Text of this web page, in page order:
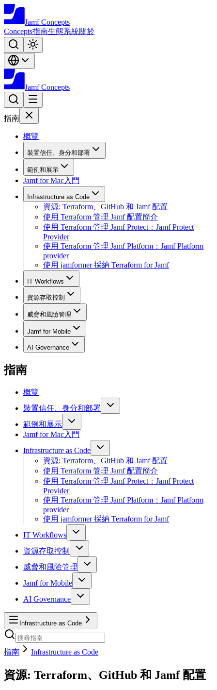
Jamf Concepts
Concepts指南生態系統關於
Jamf Concepts
指南
概覽
裝置信任、身分和部署
範例和展示
Jamf for Mac入門
Infrastructure as Code
資源: Terraform、GitHub 和 Jamf 配置
使用 Terraform 管理 Jamf 配置簡介
使用 Terraform 管理 Jamf Protect：Jamf Protect
Provider
使用 Terraform 管理 Jamf Platform：Jamf Platform
provider
使用 jamformer 採納 Terraform for Jamf
IT Workflows
資源存取控制
威脅和風險管理
Jamf for Mobile
AI Governance
指南
概覽
裝置信任、身分和部署
範例和展示
Jamf for Mac入門
Infrastructure as Code
資源: Terraform、GitHub 和 Jamf 配置
使用 Terraform 管理 Jamf 配置簡介
使用 Terraform 管理 Jamf Protect：Jamf Protect
Provider
使用 Terraform 管理 Jamf Platform：Jamf Platform
provider
使用 jamformer 採納 Terraform for Jamf
IT Workflows
資源存取控制
威脅和風險管理
Jamf for Mobile
AI Governance
Infrastructure as Code
指南 Infrastructure as Code
資源: Terraform、GitHub 和 Jamf 配置